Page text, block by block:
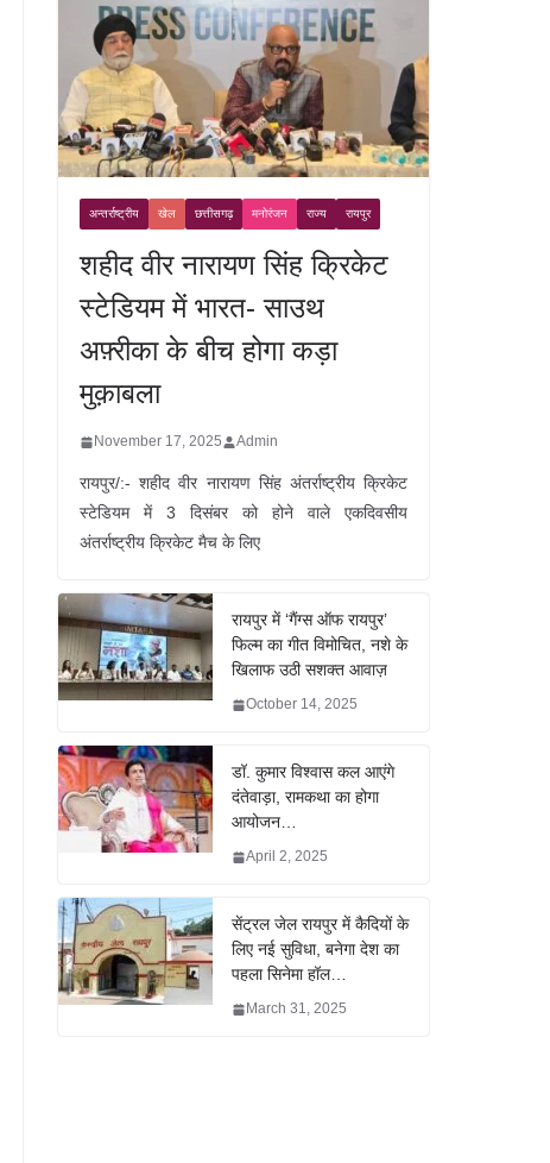
अन्तर्राष्ट्रीय खेल छत्तीसगढ़ मनोरंजन राज्य रायपुर
शहीद वीर नारायण सिंह क्रिकेट
स्टेडियम में भारत- साउथ
अफ़्रीका के बीच होगा कड़ा
मुक़ाबला
November 17, 2025 Admin
रायपुर/:- शहीद वीर नारायण सिंह अंतर्राष्ट्रीय क्रिकेट
स्टेडियम में 3 दिसंबर को होने वाले एकदिवसीय
अंतर्राष्ट्रीय क्रिकेट मैच के लिए
रायपुर में ‘गैंग्स ऑफ रायपुर’
फिल्म का गीत विमोचित, नशे के
खिलाफ उठी सशक्त आवाज़
October 14, 2025
डॉ. कुमार विश्वास कल आएंगे
दंतेवाड़ा, रामकथा का होगा
आयोजन…
April 2, 2025
सेंट्रल जेल रायपुर में कैदियों के
लिए नई सुविधा, बनेगा देश का
पहला सिनेमा हॉल…
March 31, 2025